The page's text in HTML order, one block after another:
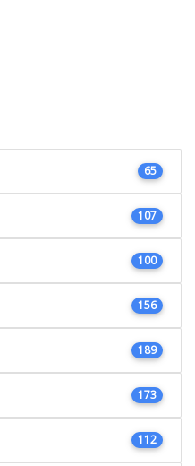
65
107
100
156
189
173
112